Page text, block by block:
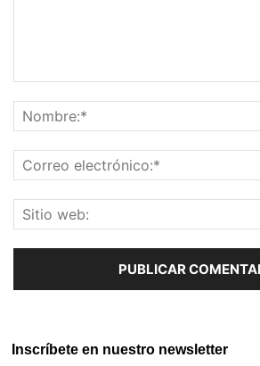
Inscríbete en nuestro newsletter